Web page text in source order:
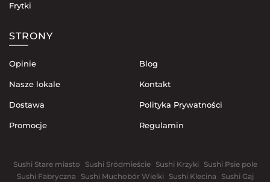
Frytki
STRONY
Opinie
Nasze lokale
Dostawa
Promocje
Blog
Kontakt
Polityka Prywatności
Regulamin
Sushi Stare miasto Sushi Sródmieście Sushi Krzyki
Sushi Psie pole
Sushi Fabryczna
Sushi Muchobór Wielki Sushi Klecina
Sushi Gaj